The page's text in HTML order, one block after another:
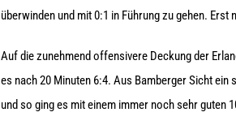
überwinden und mit 0:1 in Führung zu gehen.
Auf die zunehmend offensivere Deckung der
es nach 20 Minuten 6:4. Aus Bamberger Sicht
und so ging es mit einem immer noch sehr guten